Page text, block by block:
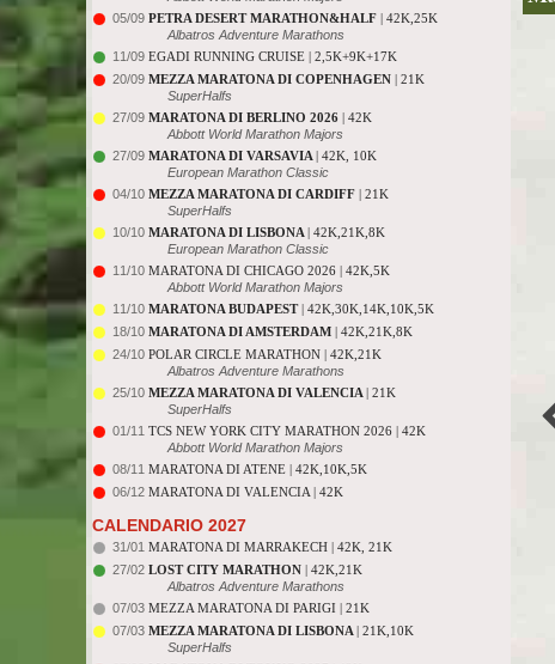
05/09 PETRA DESERT MARATHON&HALF | 42K,25K
Albatros Adventure Marathons
11/09 EGADI RUNNING CRUISE | 2,5K+9K+17K
20/09 MEZZA MARATONA DI COPENHAGEN | 21K
SuperHalfs
27/09 MARATONA DI BERLINO 2026 | 42K
Abbott World Marathon Majors
27/09 MARATONA DI VARSAVIA | 42K, 10K
European Marathon Classic
04/10 MEZZA MARATONA DI CARDIFF | 21K
SuperHalfs
10/10 MARATONA DI LISBONA | 42K,21K,8K
European Marathon Classic
11/10 MARATONA DI CHICAGO 2026 | 42K,5K
Abbott World Marathon Majors
11/10 MARATONA BUDAPEST| 42K,30K,14K,10K,5K
18/10 MARATONA DI AMSTERDAM | 42K,21K,8K
24/10 POLAR CIRCLE MARATHON | 42K,21K
Albatros Adventure Marathons
25/10 MEZZA MARATONA DI VALENCIA | 21K
SuperHalfs
01/11 TCS NEW YORK CITY MARATHON 2026 | 42K
Abbott World Marathon Majors
08/11 MARATONA DI ATENE | 42K,10K,5K
06/12 MARATONA DI VALENCIA | 42K
CALENDARIO 2027
31/01 MARATONA DI MARRAKECH | 42K, 21K
27/02 LOST CITY MARATHON | 42K,21K
Albatros Adventure Marathons
07/03 MEZZA MARATONA DI PARIGI | 21K
07/03 MEZZA MARATONA DI LISBONA | 21K,10K
SuperHalfs